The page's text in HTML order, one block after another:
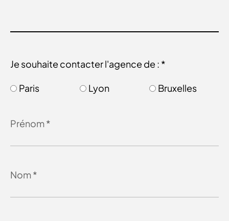
Je souhaite contacter l'agence de : *
Paris Lyon Bruxelles